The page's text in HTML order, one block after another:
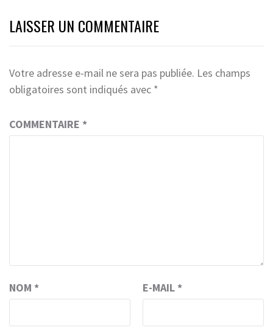
LAISSER UN COMMENTAIRE
Votre adresse e-mail ne sera pas publiée. Les champs
obligatoires sont indiqués avec *
COMMENTAIRE *
NOM * E-MAIL *